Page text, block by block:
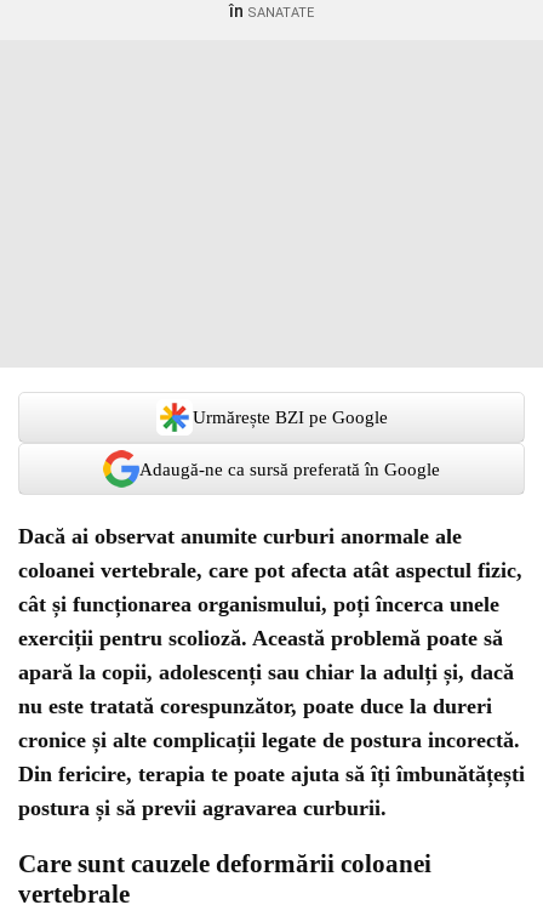
în SANATATE
Urmărește BZI pe Google
Adaugă-ne ca sursă preferată în Google
Dacă ai observat anumite curburi anormale ale
coloanei vertebrale, care pot afecta atât aspectul fizic,
cât și funcționarea organismului, poți încerca unele
exerciții pentru scolioză. Această problemă poate să
apară la copii, adolescenți sau chiar la adulți și, dacă
nu este tratată corespunzător, poate duce la dureri
cronice și alte complicații legate de postura incorectă.
Din fericire, terapia te poate ajuta să îți îmbunătățești
postura și să previi agravarea curburii.
Care sunt cauzele deformării coloanei
vertebrale